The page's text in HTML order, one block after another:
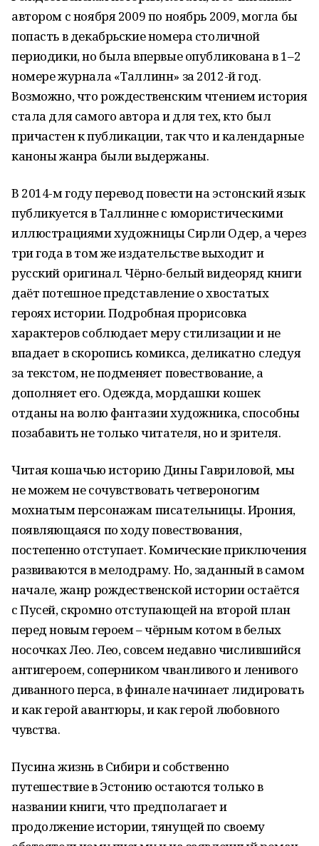
автором с ноября 2009 по ноябрь 2009, могла бы
попасть в декабрьские номера столичной
периодики, но была впервые опубликована в 1–2
номере журнала «Таллинн» за 2012-й год.
Возможно, что рождественским чтением история
стала для самого автора и для тех, кто был
причастен к публикации, так что и календарные
каноны жанра были выдержаны.
В 2014-м году перевод повести на эстонский язык
публикуется в Таллинне с юмористическими
иллюстрациями художницы Сирли Одер, а через
три года в том же издательстве выходит и
русский оригинал. Чёрно-белый видеоряд книги
даёт потешное представление о хвостатых
героях истории. Подробная прорисовка
характеров соблюдает меру стилизации и не
впадает в скоропись комикса, деликатно следуя
за текстом, не подменяет повествование, а
дополняет его. Одежда, мордашки кошек
отданы на волю фантазии художника, способны
позабавить не только читателя, но и зрителя.
Читая кошачью историю Дины Гавриловой, мы
не можем не сочувствовать четвероногим
мохнатым персонажам писательницы. Ирония,
появляющаяся по ходу повествования,
постепенно отступает. Комические приключения
развиваются в мелодраму. Но, заданный в самом
начале, жанр рождественской истории остаётся
с Пусей, скромно отступающей на второй план
перед новым героем – чёрным котом в белых
носочках Лео. Лео, совсем недавно числившийся
антигероем, соперником чванливого и ленивого
диванного перса, в финале начинает лидировать
и как герой авантюры, и как герой любовного
чувства.
Пусина жизнь в Сибири и собственно
путешествие в Эстонию остаются только в
названии книги, что предполагает и
продолжение истории, тянущей по своему